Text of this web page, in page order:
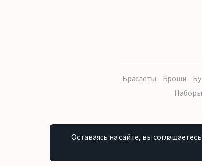
Браслеты Броши
Наборы
Оставаясь на сайте, вы